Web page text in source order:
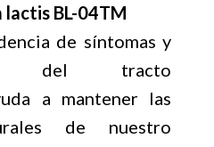
BL-04TM
de síntomas y
del tracto
a mantener las
de nuestro